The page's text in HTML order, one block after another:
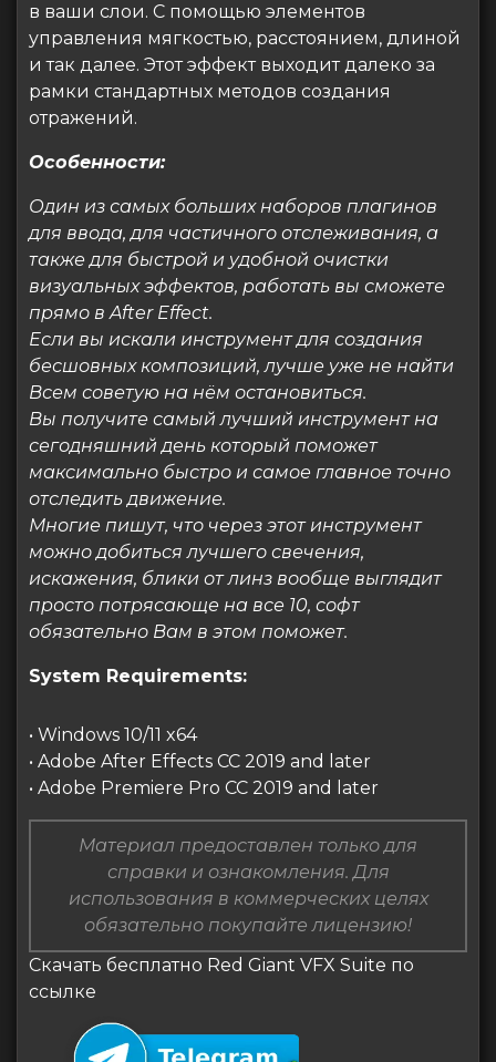
в ваши слои. С помощью элементов
управления мягкостью, расстоянием, длиной
и так далее. Этот эффект выходит далеко за
рамки стандартных методов создания
отражений.
Особенности:
Один из самых больших наборов плагинов
для ввода, для частичного отслеживания, а
также для быстрой и удобной очистки
визуальных эффектов, работать вы сможете
прямо в After Effect.
Если вы искали инструмент для создания
бесшовных композиций, лучше уже не найти
Всем советую на нём остановиться.
Вы получите самый лучший инструмент на
сегодняшний день который поможет
максимально быстро и самое главное точно
отследить движение.
Многие пишут, что через этот инструмент
можно добиться лучшего свечения,
искажения, блики от линз вообще выглядит
просто потрясающе на все 10, софт
обязательно Вам в этом поможет.
System Requirements:
• Windows 10/11 x64
• Adobe After Effects CC 2019 and later
• Adobe Premiere Pro CC 2019 and later
Материал предоставлен только для
справки и ознакомления. Для
использования в коммерческих целях
обязательно покупайте лицензию!
Скачать бесплатно Red Giant VFX Suite по
ссылке